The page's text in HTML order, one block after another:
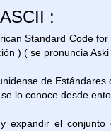
:
Standard Code
) ( se pronuncia Aski
de
lo conoce desde
expandir el